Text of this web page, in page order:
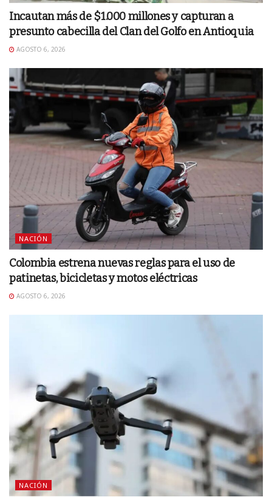
Incautan más de $1.000 millones y capturan a
presunto cabecilla del Clan del Golfo en Antioquia
AGOSTO 6, 2026
NACIÓN
Colombia estrena nuevas reglas para el uso de
patinetas, bicicletas y motos eléctricas
AGOSTO 6, 2026
NACIÓN